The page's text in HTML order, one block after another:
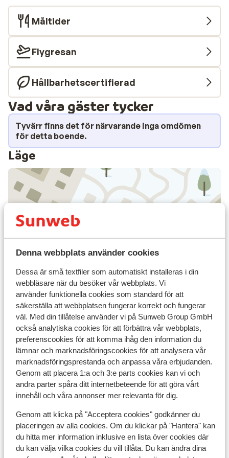
Denna webbplats använder cookies
Dessa är små textfiler som automatiskt installeras i din
webbläsare när du besöker vår webbplats. Vi
använder funktionella cookies som standard för att
säkerställa att webbplatsen fungerar korrekt och fungerar
väl. Med din tillåtelse använder vi på Sunweb Group GmbH
också analytiska cookies för att förbättra vår webbplats,
preferenscookies för att komma ihåg den information du
lämnar och marknadsföringscookies för att analysera vår
marknadsföringsprestanda och anpassa våra erbjudanden.
Genom att placera 1:a och 3:e parts cookies kan vi och
andra parter spåra ditt internetbeteende för att göra vårt
innehåll och våra annonser mer relevanta för dig.
Genom att klicka på "Acceptera cookies" godkänner du
placeringen av alla cookies. Om du klickar på "Hantera" kan
du hitta mer information inklusive en lista över cookies där
du kan välja vilka cookies du vill tillåta. Du kan ändra dina
Måltider
Flygresan
Hållbarhetscertifierad
Vad våra gäster tycker
Tyvärr finns det för närvarande inga omdömen
för detta boende.
Läge
I området
Avstånd till flygplats geneve ca 200 km: Lyon ca
200 km
Avstånd till tågstation ca 11 km
Avstånd till pist ca 150 m
Avstånd till skidlift ca 300 m
Liftkort/Utrustning/Skidskola
Liftkort
Skidskola
Utrustning